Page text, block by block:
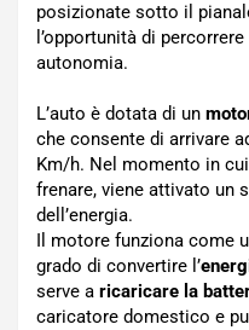
posizionate sotto il
l’opportunità di
autonomia.
L’auto è dotata di un
che consente di arrivare
Km/h. Nel momento in
frenare, viene attivato un
dell’energia.
Il motore funziona come
grado di convertire l’
serve a ricaricare la
caricatore domestico e